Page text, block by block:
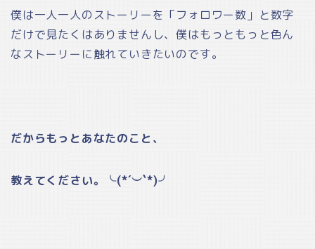
僕は一人一人のストーリーを「フォロワー数」と数字
だけで見たくはありませんし、僕はもっともっと色ん
なストーリーに触れていきたいのです。
だからもっとあなたのこと、
教えてください。╰(*´︶`*)╯